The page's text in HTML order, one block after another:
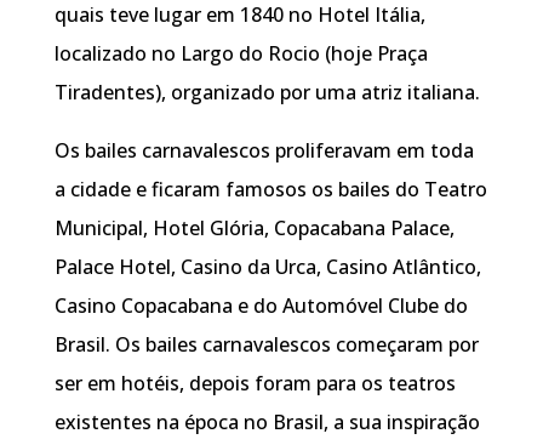
quais teve lugar em 1840 no Hotel Itália,
localizado no Largo do Rocio (hoje Praça
Tiradentes), organizado por uma atriz italiana.
Os bailes carnavalescos proliferavam em toda
a cidade e ficaram famosos os bailes do Teatro
Municipal, Hotel Glória, Copacabana Palace,
Palace Hotel, Casino da Urca, Casino Atlântico,
Casino Copacabana e do Automóvel Clube do
Brasil. Os bailes carnavalescos começaram por
ser em hotéis, depois foram para os teatros
existentes na época no Brasil, a sua inspiração